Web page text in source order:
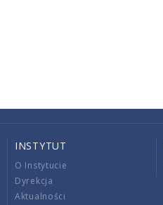
INSTYTUT
O Instytucie
Dyrekcja
Aktualności